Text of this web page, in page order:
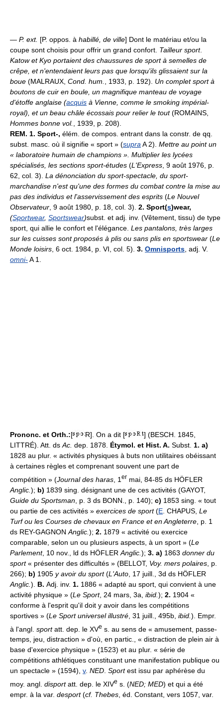
— P. ext. [P. oppos. à habillé, de ville] Dont le matériau et/ou la
coupe sont choisis pour offrir un grand confort. Tailleur sport.
Katow et Kyo portaient des chaussures de sport à semelles de
crêpe, et n'entendaient leurs pas que lorsqu'ils glissaient sur la
boue (MALRAUX, Cond. hum. , 1933, p. 192). Un complet sport à
boutons de cuir en boule, un magnifique manteau de voyage
d'étoffe anglaise (acquis à Vienne, comme le smoking impérial-
royal), et un beau châle écossais pour relier le tout(ROMAINS,
Hommes bonne vol.
, 1939, p. 208).
REM. 1. Sport-, élém. de compos. entrant dans la constr. de qq.
subst. masc. où il signifie « sport » (supra A 2). Mettre au point un
« laboratoire humain de champions ». Multiplier les lycées
spécialisés, les sections sport-études (L'Express , 9 août 1976, p.
62, col. 3). La dénonciation du sport-spectacle, du sport-
marchandise n'est qu'une des formes du combat contre la mise au
pas des individus et l'asservissement des esprits (Le Nouvel
Observateur , 9 août 1980, p. 18, col. 3). 2. Sport(s)wear,
(Sportwear, Sportswear)subst. et adj. inv. (Vêtement, tissu) de type
sport, qui allie le confort et l'élégance. Les pantalons, très larges
sur les cuisses sont proposés à plis ou sans plis en sportswear (Le
Monde loisirs , 6 oct. 1984, p. VI, col. 5). 3. Omnisports , adj. V.
omni-A 1.
Prononc. et Orth.:[ R]. On a dit [
] (BESCH. 1845,
LITTRÉ). Att. ds Ac. dep. 1878. Étymol. et Hist. A. Subst. 1. a)
1828 au plur. « activités physiques à buts non utilitaires obéissant
à certaines règles et comprenant souvent une part de
compétition » (Journal des haras , 1 er mai, 84-85 ds HÖFLER
Anglic. ); b) 1839 sing. désignant une de ces activités (GAYOT,
Guide du Sportsman , p. 3 ds BONN., p. 140); c) 1853 sing. « tout
ou partie de ces activités » exercices de sport(E . CHAPUS, Le
Turf ou les Courses de chevaux en France et en Angleterre , p. 1
ds REY-GAGNON Anglic. ); 2. 1879 « activité ou exercice
comparable, selon un ou plusieurs aspects, à un sport » (Le
Parlement, 10 nov., ld ds HÖFLER Anglic. ); 3. a) 1863 donner du
sport« présenter des difficultés » (BELLOT, Voy. mers polaires , p.
266); b) 1905 y avoir du sport(L'Auto , 17 juill., 3d ds HÖFLER
Anglic. ). B. Adj. inv. 1. 1886 « adapté au sport, qui convient à une
activité physique » (Le Sport, 24 mars, 3a, ibid. ); 2. 1904 «
conforme à l'esprit qu'il doit y avoir dans les compétitions
sportives » (Le Sport universel illustré , 31 juill., 495b, ibid. ). Empr.
à l'angl. sportatt. dep. le XVe s. au sens de « amusement, passe-
temps, jeu, distraction » d'où, en partic., « distraction de plein air à
base d'exercice physique » (1523) et au plur. « série de
compétitions athlétiques constituant une manifestation publique ou
un spectacle » (1594), v. NED. Sportest issu par aphérèse du
moy. angl. disportatt. dep. le XIVe s. (NED; MED) et qui a été
empr. à la var. desport(cf. Thebes , éd. Constant, vers 1057, var.